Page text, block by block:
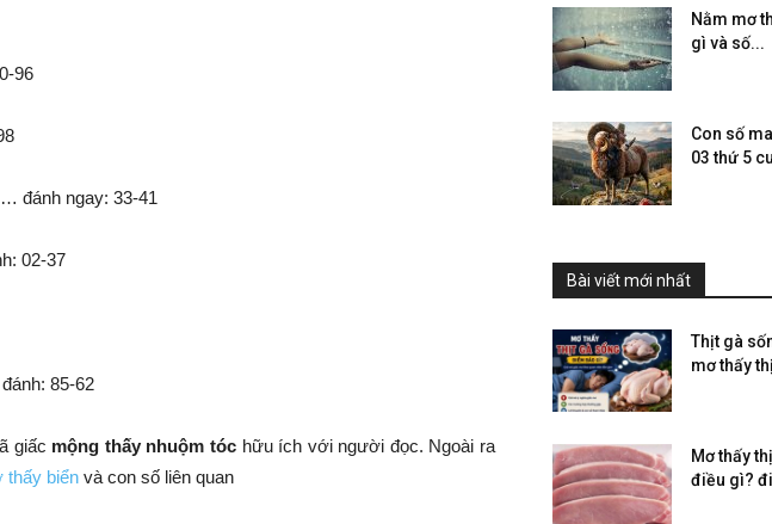
96
đánh ngay: 33-41
02-37
85-62
giấc mộng thấy nhuộm tóc hữu ích với người đọc. Ngoài ra
thấy biển và con số liên quan
Nằm mơ
gì và số...
Con số
03 thứ 5
Bài viết mới nhất
Thịt gà
mơ thấy
Mơ thấy
điều gì?